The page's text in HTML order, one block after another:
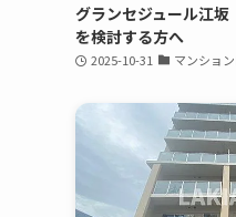
グランセジュール江
を検討する方へ
2025-10-31 マンショ